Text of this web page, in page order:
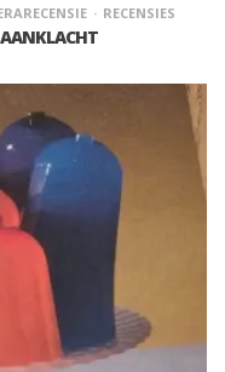
RECENSIES
AANKLACHT